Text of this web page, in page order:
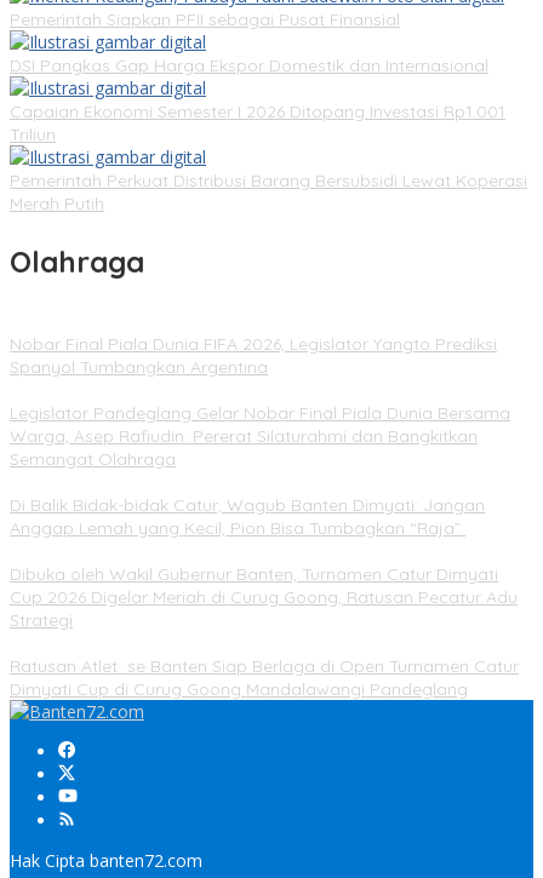
Pemerintah Siapkan PFII sebagai Pusat Finansial
DSI Pangkas Gap Harga Ekspor Domestik dan Internasional
Capaian Ekonomi Semester I 2026 Ditopang Investasi Rp1.001
Triliun
Pemerintah Perkuat Distribusi Barang Bersubsidi Lewat Koperasi
Merah Putih
Olahraga
Nobar Final Piala Dunia FIFA 2026, Legislator Yangto Prediksi
Spanyol Tumbangkan Argentina
Legislator Pandeglang Gelar Nobar Final Piala Dunia Bersama
Warga, Asep Rafiudin: Pererat Silaturahmi dan Bangkitkan
Semangat Olahraga
Di Balik Bidak-bidak Catur, Wagub Banten Dimyati: Jangan
Anggap Lemah yang Kecil, Pion Bisa Tumbagkan “Raja”
Dibuka oleh Wakil Gubernur Banten, Turnamen Catur Dimyati
Cup 2026 Digelar Meriah di Curug Goong, Ratusan Pecatur Adu
Strategi
Ratusan Atlet se Banten Siap Berlaga di Open Turnamen Catur
Dimyati Cup di Curug Goong Mandalawangi Pandeglang
Hak Cipta banten72.com